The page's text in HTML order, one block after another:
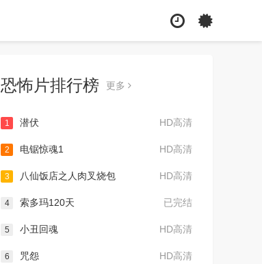
恐怖片排行榜 更多
HD高清
1 潜伏
HD高清
2 电锯惊魂1
HD高清
3 八仙饭店之人肉叉烧包
已完结
4 索多玛120天
HD高清
5 小丑回魂
HD高清
6 咒怨